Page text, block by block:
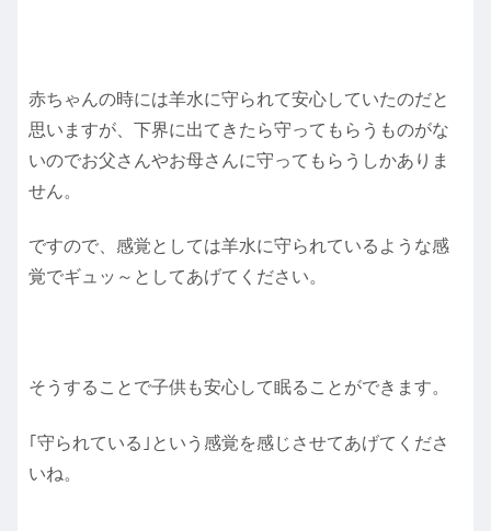
赤ちゃんの時には羊水に守られて安心していたのだと
思いますが、下界に出てきたら守ってもらうものがな
いのでお父さんやお母さんに守ってもらうしかありま
せん。
ですので、感覚としては羊水に守られているような感
覚でギュッ～としてあげてください。
そうすることで子供も安心して眠ることができます。
｢守られている｣という感覚を感じさせてあげてくださ
いね。